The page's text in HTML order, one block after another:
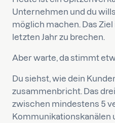
Unternehmen und du
möglich machen. Das
letzten Jahr zu brechen.
Aber warte, da stimmt
Du siehst, wie dein
zusammenbricht. Das
zwischen mindestens 5
Kommunikationskanälen